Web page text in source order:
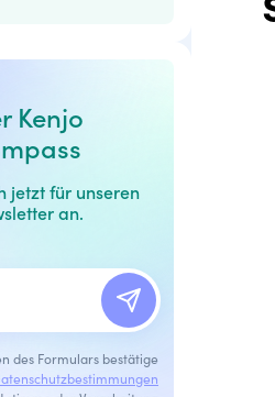
Kenjo
jetzt für unseren
an.
des Formulars bestätige